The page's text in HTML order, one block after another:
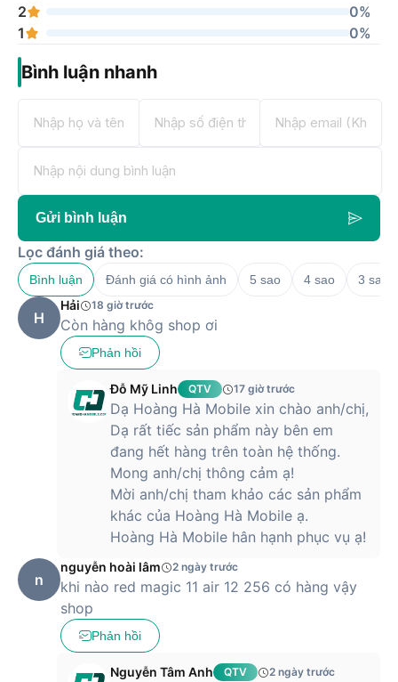
2
0%
1
0%
Bình luận nhanh
Gửi bình luận
Lọc đánh giá theo:
Bình luận Đánh giá có hình ảnh 5 sao 4 sao 3 sao
H
Hải 18 giờ trước
Còn hàng khôg shop ơi
Phản hồi
Đỗ Mỹ Linh QTV 17 giờ trước
Dạ Hoàng Hà Mobile xin chào anh/chị,
Dạ rất tiếc sản phẩm này bên em
đang hết hàng trên toàn hệ thống.
Mong anh/chị thông cảm ạ!
Mời anh/chị tham khảo các sản phẩm
khác của Hoàng Hà Mobile ạ.
Hoàng Hà Mobile hân hạnh phục vụ ạ!
n
nguyễn hoài lâm 2 ngày trước
khi nào red magic 11 air 12 256 có hàng vậy
shop
Phản hồi
Nguyễn Tâm Anh QTV 2 ngày trước